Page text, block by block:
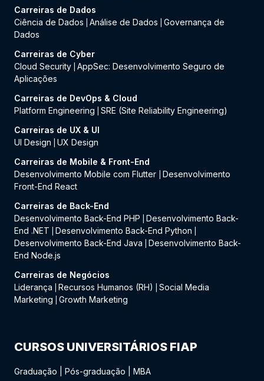
Carreiras de Dados
Ciência de Dados
Análise de Dados
Governança de
Dados
Carreiras de Cyber
Cloud Security AppSec: Desenvolvimento Seguro de
Aplicações
Carreiras de DevOps & Cloud
Platform Engineering
SRE (Site Reliability Engineering)
Carreiras de UX & UI
UI Design
UX Design
Carreiras de Mobile & Front-End
Desenvolvimento Mobile com Flutter
Desenvolvimento
Front-End React
Carreiras de Back-End
Desenvolvimento Back-End PHP
Desenvolvimento Back-
End .NET
Desenvolvimento Back-End Python
Desenvolvimento Back-End Java
Desenvolvimento Back-
End Node.js
Carreiras de Negócios
Liderança
Recursos Humanos (RH)
Social Media
Marketing
Growth Marketing
CURSOS UNIVERSITÁRIOS FIAP
Graduação Pós-graduação MBA